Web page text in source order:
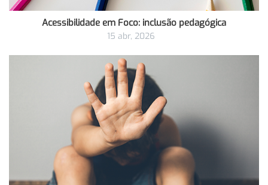
Acessibilidade em Foco: inclusão pedagógica
15 abr, 2026